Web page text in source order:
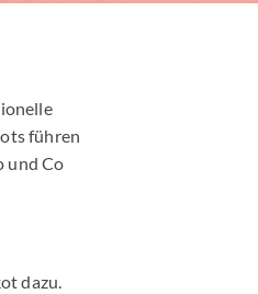
führen
und Co
dazu.